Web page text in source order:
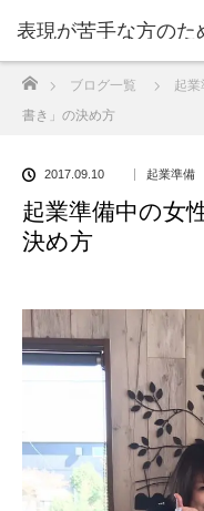
表現が苦手な方のた
る表現のコツ
ブログ一覧 起業
書き」の決め方
2017.09.10 起業準備
起業準備中の女
決め方